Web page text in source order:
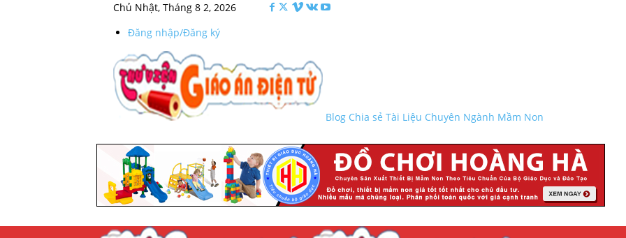
Chủ Nhật, Tháng 8 2, 2026
Đăng nhập/Đăng ký
Blog Chia sẻ Tài Liệu Chuyên Ngành Mầm Non